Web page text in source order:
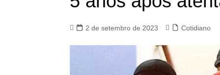
2 de setembro de 2023 Cotidiano